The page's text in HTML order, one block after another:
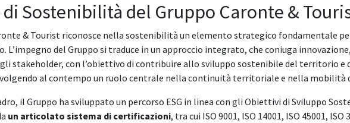
Sostenibilità del Gruppo Caronte &
& Tourist riconosce nella sostenibilità un elemento strategico fondamentale
L’impegno del Gruppo si traduce in un approccio integrato, che coniuga
stakeholder, con l’obiettivo di contribuire allo sviluppo sostenibile del territorio
al contempo un ruolo centrale nella continuità territoriale e nella mobilità
il Gruppo ha sviluppato un percorso ESG in linea con gli Obiettivi di Sviluppo
un articolato sistema di certificazioni, tra cui ISO 9001, ISO 14001, ISO 45001, ISO